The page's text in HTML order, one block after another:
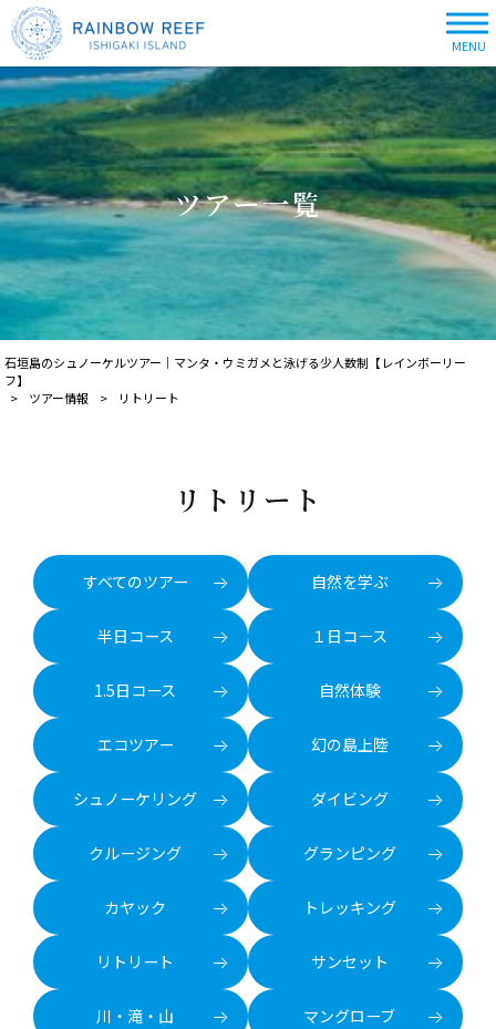
MENU
ツアー一覧
石垣島のシュノーケルツアー｜マンタ・ウミガメと泳げる少人数制【レインボーリー
フ】
>
ツアー情報 > リトリート
リトリート
すべてのツアー 自然を学ぶ
半日コース １日コース
1.5日コース 自然体験
エコツアー 幻の島上陸
シュノーケリング ダイビング
クルージング グランピング
カヤック トレッキング
リトリート サンセット
川・滝・山 マングローブ